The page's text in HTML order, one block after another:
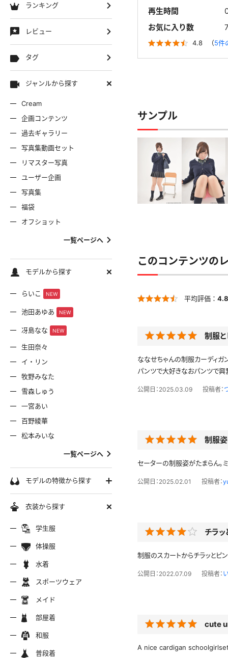
ラー夏服 セーラー
制服カー
ジャージ
ベスト
ワンピース
服
ミズ ビキニ
リーダー
ランキング
レビュー
タグ
ジャンルから探す
Cream
企画コンテンツ
過去ギャラリー
写真集動画セット
リマスター写真
ユーザー企画
写真集
福袋
オフショット
一覧ページへ
モデルから探す
らいこ NEW
池田あゆあ NEW
冴島なな NEW
生田奈々
イ・リン
牧野みなた
雪森しゅう
一宮あい
百野綾華
松本みいな
一覧ページへ
モデルの特徴から探す
スレンダー
ムチムチ
ミニマム
色白
美脚
美尻
ちっぱい
衣装から探す
学生服
学生服
制服シャツ
制服パーカー
体操服
ブルマ
水着
スポーツウェア
メイド
部屋着
部屋着
和服
浴衣
普段着 普段着
再生時間
お気に入り数
4.8 （5件
サンプル
このコンテンツの
平均評価： 4.8
制服
ななせちゃんの制服カーディガ
パンツで大好きなおパンツで興
公開日：2025.03.09 投稿者：
制服姿
セーターの制服姿がたまらん。
公開日：2025.02.01 投稿者：
チラッ
制服のスカートからチラッとピ
公開日：2022.07.09 投稿者：
cute
A nice cardigan